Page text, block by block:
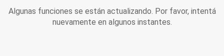
Algunas funciones se están actualizando. Por favor, intentá
nuevamente en algunos instantes.